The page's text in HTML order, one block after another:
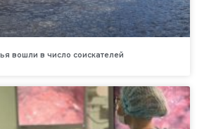
вошли в число соискателей